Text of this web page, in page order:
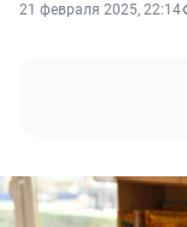
21 февраля 2025, 22:14